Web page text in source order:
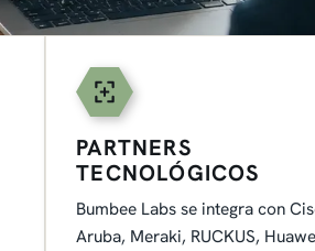
PARTNERS
TECNOLÓGICOS
Bumbee Labs se integra con
Aruba, Meraki, RUCKUS,